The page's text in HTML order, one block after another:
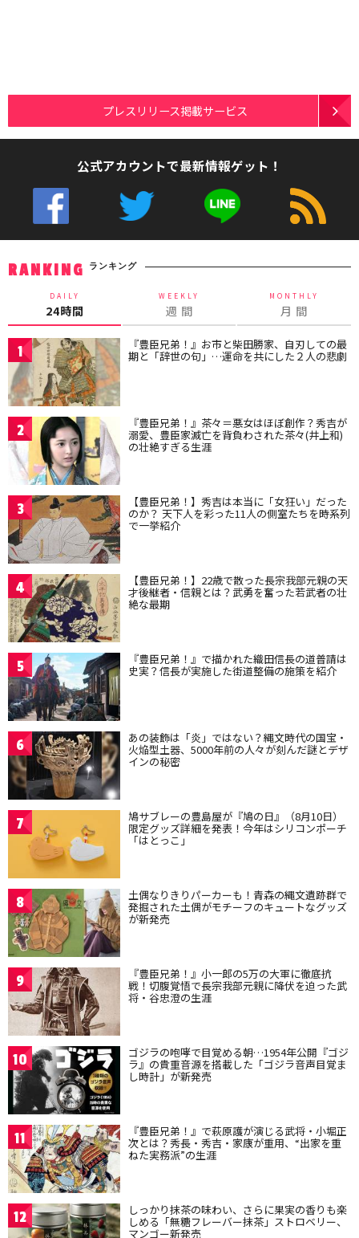
プレスリリース掲載サービス
公式アカウントで最新情報ゲット！
RANKING ランキング
DAILY
24時間
WEEKLY
週 間
MONTHLY
月 間
1 『豊臣兄弟！』お市と柴田勝家、自刃しての最
期と「辞世の句」…運命を共にした２人の悲劇
2 『豊臣兄弟！』茶々＝悪女はほぼ創作？秀吉が
溺愛、豊臣家滅亡を背負わされた茶々(井上和)
の壮絶すぎる生涯
3 【豊臣兄弟！】秀吉は本当に「女狂い」だった
のか？ 天下人を彩った11人の側室たちを時系列
で一挙紹介
4 【豊臣兄弟！】22歳で散った長宗我部元親の天
才後継者・信親とは？武勇を奮った若武者の壮
絶な最期
5 『豊臣兄弟！』で描かれた織田信長の道普請は
史実？信長が実施した街道整備の施策を紹介
6 あの装飾は「炎」ではない？縄文時代の国宝・
火焔型土器、5000年前の人々が刻んだ謎とデザ
インの秘密
7 鳩サブレーの豊島屋が『鳩の日』（8月10日）
限定グッズ詳細を発表！今年はシリコンポーチ
「はとっこ」
8 土偶なりきりパーカーも！青森の縄文遺跡群で
発掘された土偶がモチーフのキュートなグッズ
が新発売
9 『豊臣兄弟！』小一郎の5万の大軍に徹底抗
戦！切腹覚悟で長宗我部元親に降伏を迫った武
将・谷忠澄の生涯
10 ゴジラの咆哮で目覚める朝…1954年公開『ゴジ
ラ』の貴重音源を搭載した「ゴジラ音声目覚ま
し時計」が新発売
11 『豊臣兄弟！』で萩原護が演じる武将・小堀正
次とは？秀長・秀吉・家康が重用、“出家を重
ねた実務派”の生涯
12 しっかり抹茶の味わい、さらに果実の香りも楽
しめる「無糖フレーバー抹茶」ストロベリー、
マンゴー新発売